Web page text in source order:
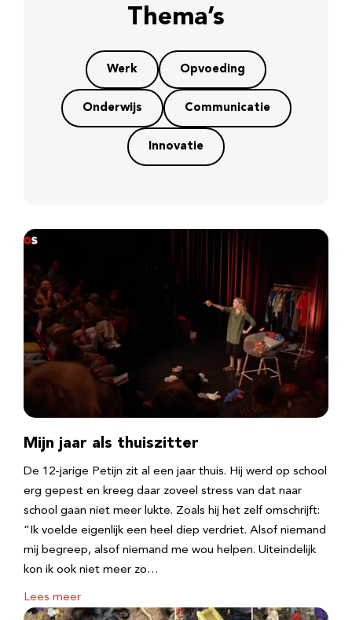
Thema’s
Werk Opvoeding
Onderwijs Communicatie
Innovatie
Mijn jaar als thuiszitter
De 12-jarige Petijn zit al een jaar thuis. Hij werd op school
erg gepest en kreeg daar zoveel stress van dat naar
school gaan niet meer lukte. Zoals hij het zelf omschrijft:
“Ik voelde eigenlijk een heel diep verdriet. Alsof niemand
mij begreep, alsof niemand me wou helpen. Uiteindelijk
kon ik ook niet meer zo…
Lees meer